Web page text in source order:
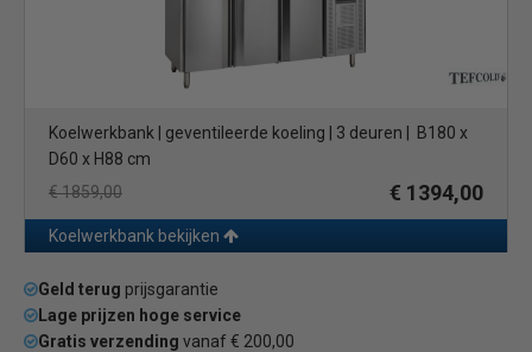
Koelwerkbank | geventileerde koeling | 3 deuren | B180 x
D60 x H88 cm
€ 1859,00
€ 1394,00
Koelwerkbank bekijken
Geld terug prijsgarantie
Lage prijzen hoge service
Gratis verzending vanaf € 200,00